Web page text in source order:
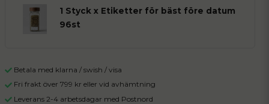
1 Styck x Etiketter för bäst före datum
96st
Betala med klarna / swish / visa
Fri frakt över 799 kr eller vid avhämtning
Leverans 2-4 arbetsdagar med Postnord